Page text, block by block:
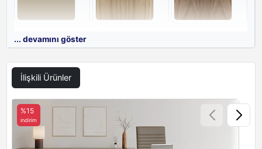
Siyah Aral
... devamını göster
İlişkili Ürünler
%15
indirim